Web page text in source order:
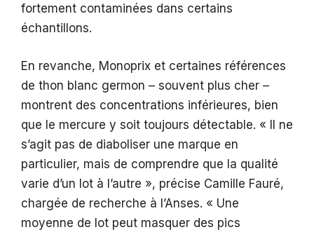
fortement contaminées dans certains
échantillons.
En revanche, Monoprix et certaines références
de thon blanc germon – souvent plus cher –
montrent des concentrations inférieures, bien
que le mercure y soit toujours détectable. « Il ne
s’agit pas de diaboliser une marque en
particulier, mais de comprendre que la qualité
varie d’un lot à l’autre », précise Camille Fauré,
chargée de recherche à l’Anses. « Une
moyenne de lot peut masquer des pics